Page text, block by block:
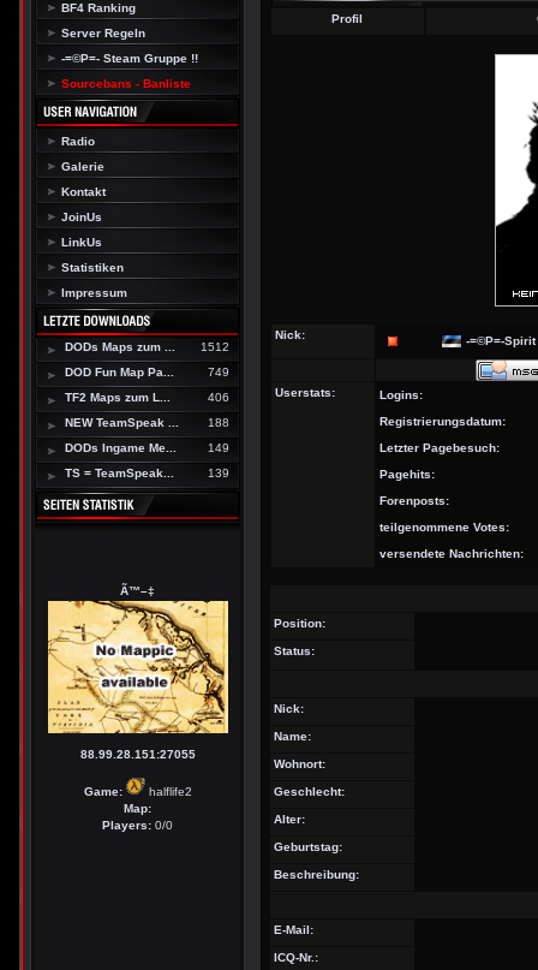
BF4 Ranking
Server Regeln
-=©P=- Steam Gruppe !!
Sourcebans - Banliste
Radio
Galerie
Kontakt
JoinUs
LinkUs
Statistiken
Impressum
DODs Maps zum ...
1512
DOD Fun Map Pa...
749
TF2 Maps zum L...
406
NEW TeamSpeak ...
188
DODs Ingame Me...
149
TS = TeamSpeak...
139
Ã™–‡
88.99.28.151:27055
Game:
halflife2
Map:
Players: 0/0
Profil
Nick: -=©P=-Spirit
Userstats:
Logins:
Registrierungsdatum:
Letzter Pagebesuch:
Pagehits:
Forenposts:
teilgenommene Votes:
versendete Nachrichten:
Position:
Status:
Nick:
Name:
Wohnort:
Geschlecht:
Alter:
Geburtstag:
Beschreibung:
E-Mail:
ICQ-Nr.: